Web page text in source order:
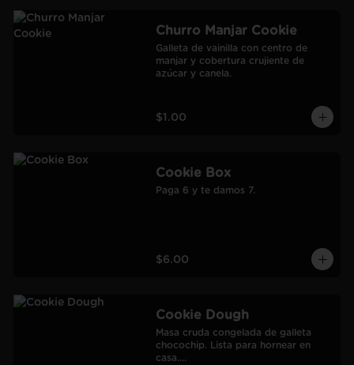
Churro Manjar Cookie
Galleta de vainilla con centro de
manjar y cobertura crujiente de
azúcar y canela.
$1.00
Cookie Box
Paga 6 y te damos 7.
$6.00
Cookie Dough
Masa cruda congelada de galleta
chocochip. Lista para hornear en
casa.